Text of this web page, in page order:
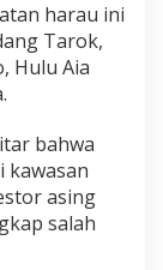
harau ini
Tarok,
Hulu Aia
bahwa
kawasan
asing
salah